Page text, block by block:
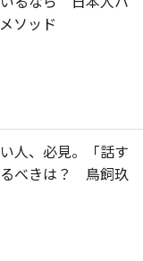
ソッド
人、必見。「話す
べきは？ 鳥飼玖